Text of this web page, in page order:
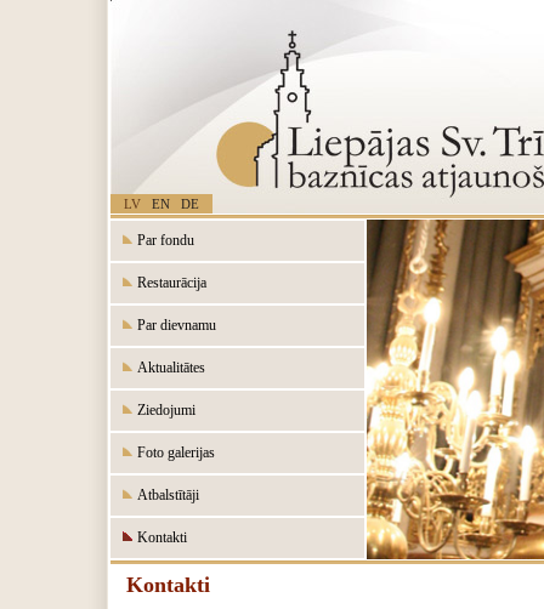
LV EN DE
Par fondu
Restaurācija
Par dievnamu
Aktualitātes
Ziedojumi
Foto galerijas
Atbalstītāji
Kontakti
Kontakti